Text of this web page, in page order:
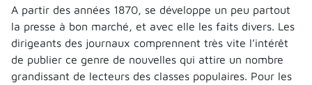
A partir des années 1870, se développe un peu partout
la presse à bon marché, et avec elle les faits divers. Les
dirigeants des journaux comprennent très vite l’intérêt
de publier ce genre de nouvelles qui attire un nombre
grandissant de lecteurs des classes populaires. Pour les